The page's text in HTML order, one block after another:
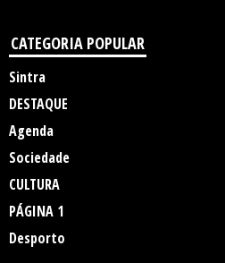
CATEGORIA POPULAR
Sintra
DESTAQUE
Agenda
Sociedade
CULTURA
PÁGINA 1
Desporto